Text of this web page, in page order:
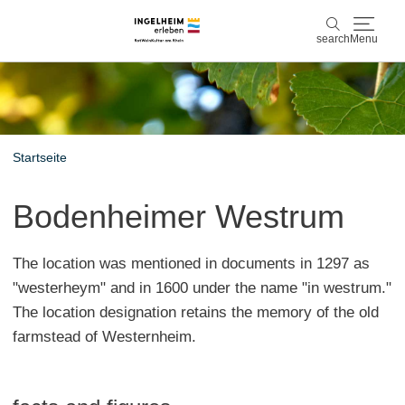
search Menu
search
Discover & experience
Info & Service
Accommodations
Startseite
Bodenheimer Westrum
The location was mentioned in documents in 1297 as
"westerheym" and in 1600 under the name "in westrum."
The location designation retains the memory of the old
farmstead of Westernheim.